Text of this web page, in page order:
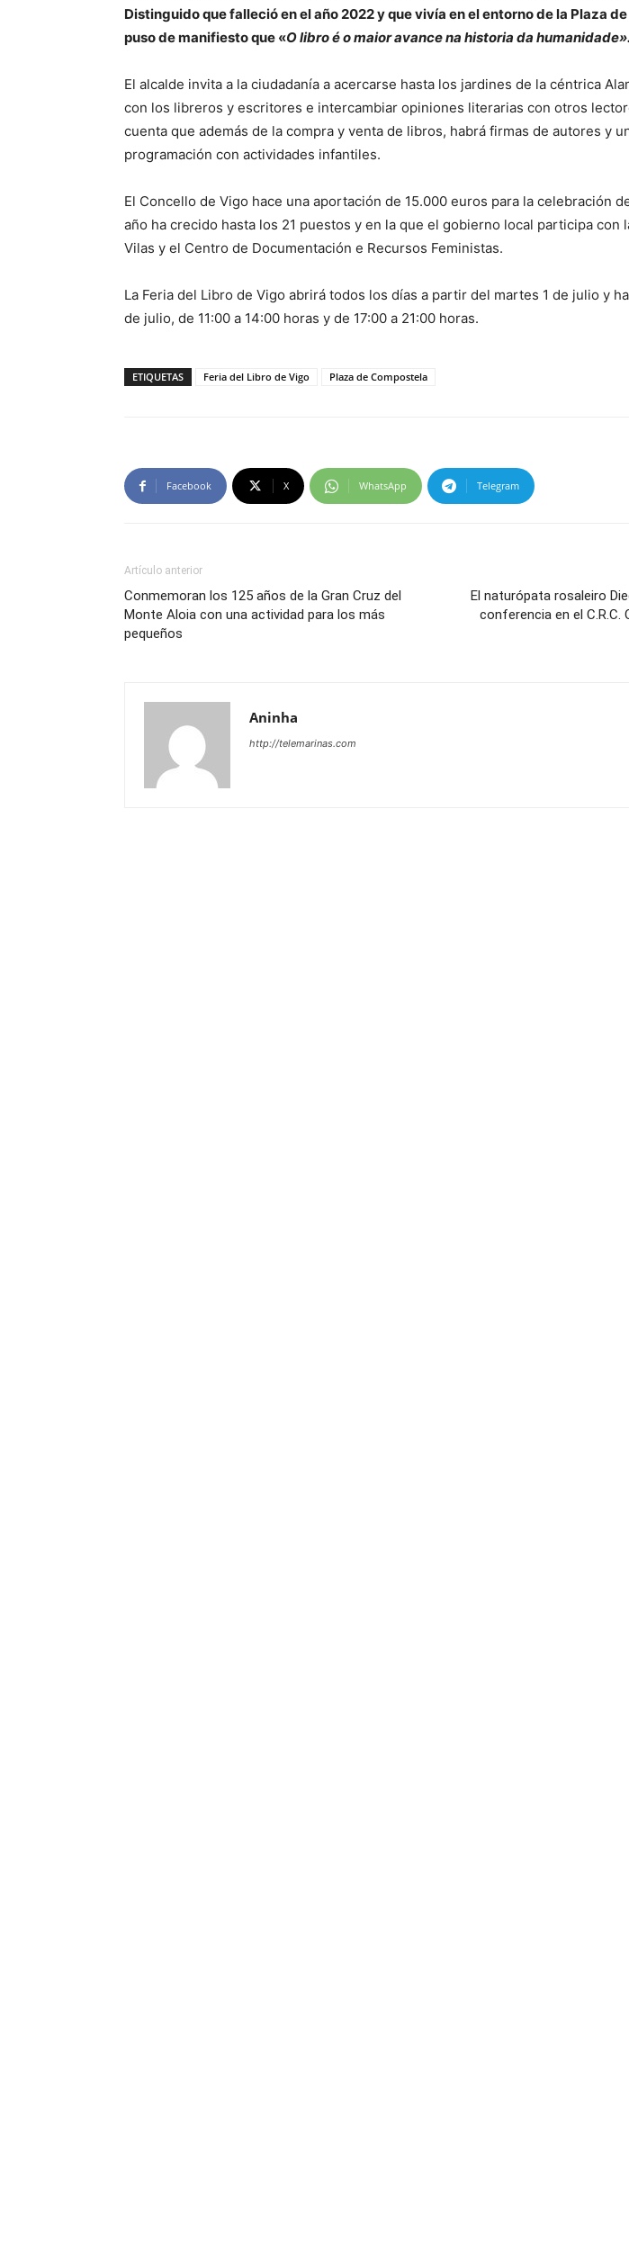
Distinguido que falleció en el año 2022 y que vivía en el entorno de la Plaza
puso de manifiesto que «O libro é o maior avance na historia da humanidade».
El alcalde invita a la ciudadanía a acercarse hasta los jardines de la céntrica
con los libreros y escritores e intercambiar opiniones literarias con otros
cuenta que además de la compra y venta de libros, habrá firmas de autores y
programación con actividades infantiles.
El Concello de Vigo hace una aportación de 15.000 euros para la celebración
año ha crecido hasta los 21 puestos y en la que el gobierno local participa con
Vilas y el Centro de Documentación e Recursos Feministas.
La Feria del Libro de Vigo abrirá todos los días a partir del martes 1 de julio y
de julio, de 11:00 a 14:00 horas y de 17:00 a 21:00 horas.
ETIQUETAS Feria del Libro de Vigo Plaza de Compostela
Facebook X WhatsApp Telegram
Artículo anterior
Conmemoran los 125 años de la Gran Cruz del
Monte Aloia con una actividad para los más
pequeños
El naturópata rosaleiro
conferencia en el C.R.C.
Aninha
http://telemarinas.com